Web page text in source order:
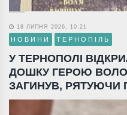
18 ЛИПНЯ 2026, 10:21
НОВИНИ ТЕРНОПІЛЬ
У ТЕРНОПОЛІ
ДОШКУ ГЕРОЮ
ЗАГИНУВ, РЯТУЮЧИ